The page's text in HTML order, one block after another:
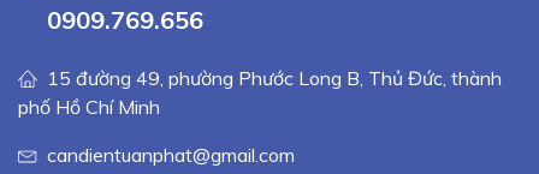
0909.769.656
15 đường 49, phường Phước Long B, Thủ Đức, thành
phố Hồ Chí Minh
candientuanphat@gmail.com